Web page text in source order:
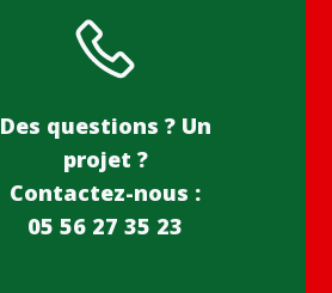
Des questions ? Un
projet ?
Contactez-nous :
05 56 27 35 23